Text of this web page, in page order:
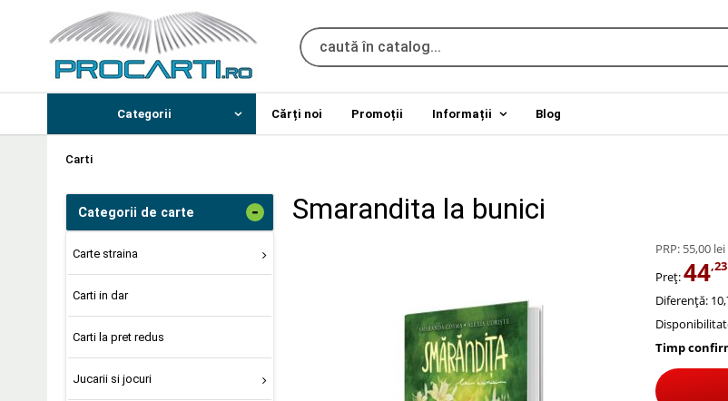
Categorii Cărți noi Promoții Informații Blog
Carti
Categorii de carte -
Carte straina
Carti in dar
Carti la pret redus
Jucarii si jocuri
Smarandita la bunici
PRP: 55,00 lei
Preț:44,23
Diferență:
Timp